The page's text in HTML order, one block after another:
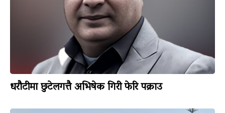
धरौटीमा छुटेलगत्तै अभिषेक गिरी फेरि पक्राउ